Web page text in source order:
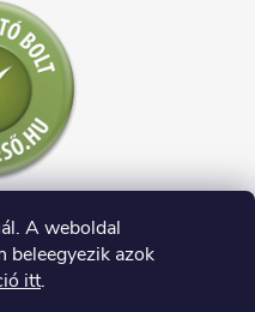
A weboldal
beleegyezik azok
itt.